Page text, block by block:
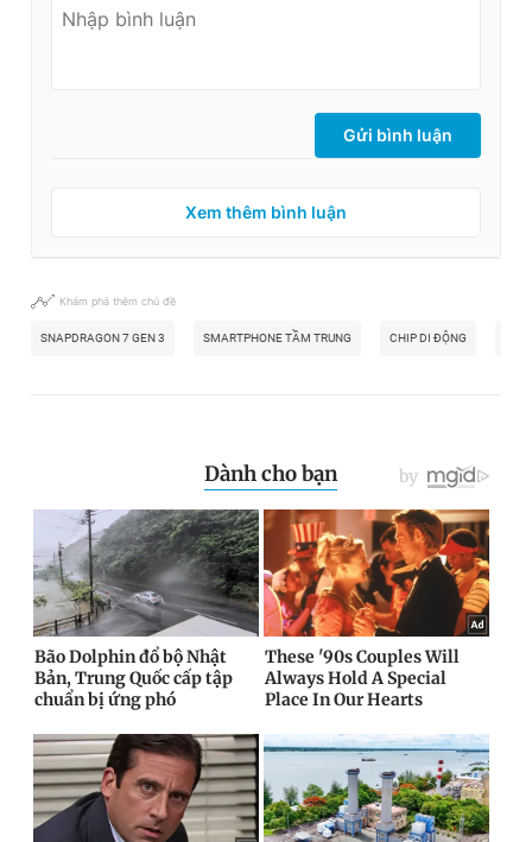
Gửi bình luận
Xem thêm bình luận
Khám phá thêm chủ đề
SNAPDRAGON 7 GEN 3 SMARTPHONE TẦM TRUNG CHIP DI ĐỘNG